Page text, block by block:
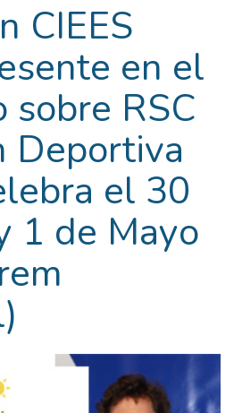
CIEES
en el
sobre RSC
Deportiva
el 30
1 de Mayo